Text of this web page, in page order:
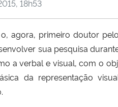
18h53
agora, primeiro doutor
sua pesquisa
a verbal e visual, com o
da representação